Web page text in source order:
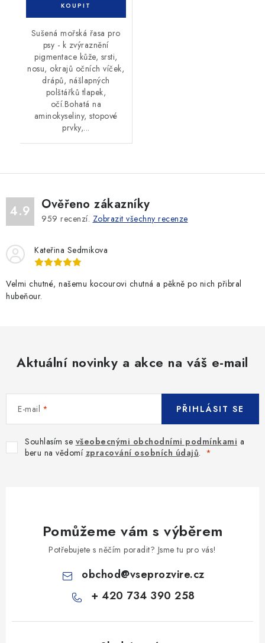
Sušená mořská řasa pro
psy - k zvýraznění
pigmentace kůže, srsti,
nosu, okrajů očních víček,
drápů, nášlapných
polštářků tlapek,
očí.Bohatá na
aminokyseliny, stopové
prvky,...
4.9 Ověřeno zákazníky
959 recenzí. Zobrazit všechny recenze
Kateřina Sedmikova
Velmi chutné, našemu kocourovi chutná a pěkně po nich přibral
hubeňour.
Aktuální novinky a akce na váš e-mail
E-mail
Souhlasím se všeobecnými obchodními podmínkami a
beru na vědomí zpracování osobních údajů.
PŘIHLÁSIT SE
Pomůžeme vám s výběrem
Potřebujete s něčím poradit? Jsme tu pro vás!
obchod@vseprozvire.cz
+ 420 734 390 258